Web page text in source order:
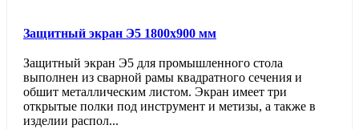
Защитный экран Э5 1800х900 мм
Защитный экран Э5 для промышленного стола
выполнен из сварной рамы квадратного сечения и
обшит металлическим листом. Экран имеет три
открытые полки под инструмент и метизы, а также в
изделии распол...